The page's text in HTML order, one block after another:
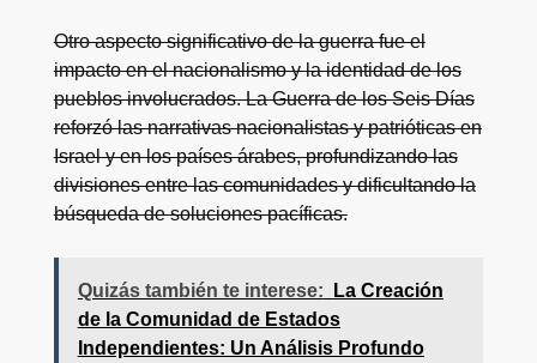
Otro aspecto significativo de la guerra fue el
impacto en el nacionalismo y la identidad de los
pueblos involucrados. La Guerra de los Seis Días
reforzó las narrativas nacionalistas y patrióticas en
Israel y en los países árabes, profundizando las
divisiones entre las comunidades y dificultando la
búsqueda de soluciones pacíficas.
Quizás también te interese:
La Creación
de la Comunidad de Estados
Independientes: Un Análisis Profundo